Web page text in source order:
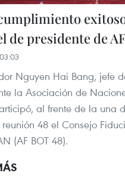
de presidente de
Nguyen Hai Bang, jefe
la Asociación de
al frente de la una
48 el Consejo
(AF BOT 48).